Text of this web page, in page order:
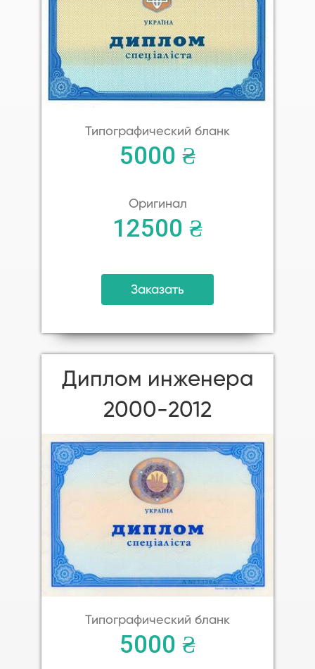
Типографический бланк
5000 ₴
Оригинал
12500 ₴
Заказать
Диплом инженера
2000-2012
Типографический бланк
5000 ₴